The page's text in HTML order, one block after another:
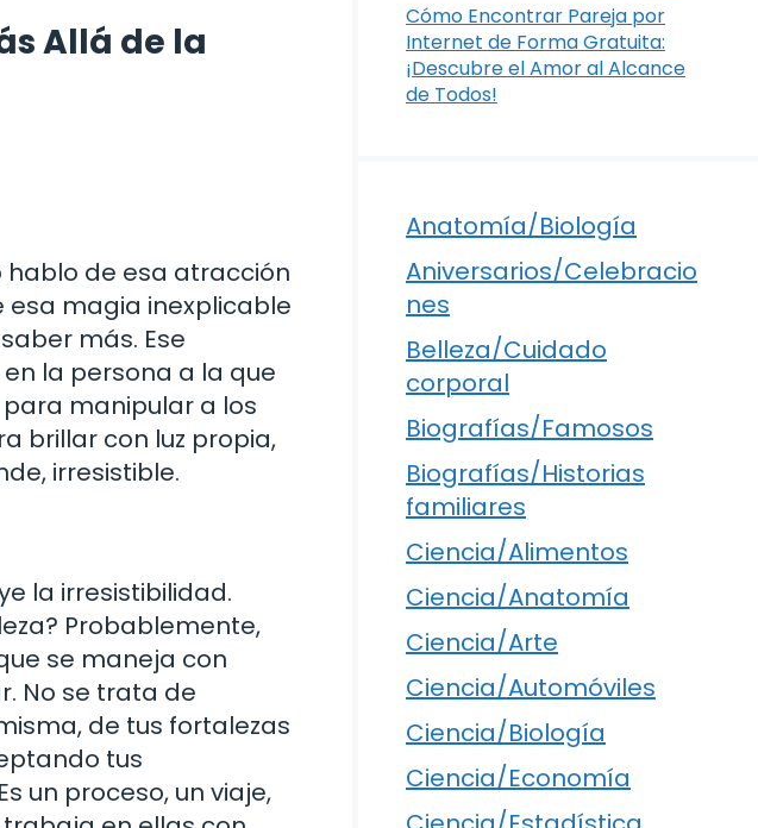
Allá de la
hablo de esa atracción
esa magia inexplicable
más. Ese
la persona a la que
manipular a los
brillar con luz propia,
irresistible.
la irresistibilidad.
Probablemente,
se maneja con
No se trata de
de tus fortalezas
tus
un proceso, un viaje,
Cómo Encontrar Pareja por
Internet de Forma Gratuita:
¡Descubre el Amor al Alcance
de Todos!
Anatomía/Biología
Aniversarios/Celebracio
nes
Belleza/Cuidado
corporal
Biografías/Famosos
Biografías/Historias
familiares
Ciencia/Alimentos
Ciencia/Anatomía
Ciencia/Arte
Ciencia/Automóviles
Ciencia/Biología
Ciencia/Economía